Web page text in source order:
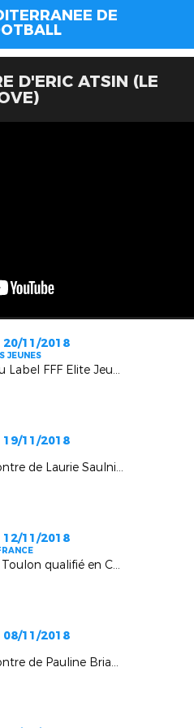
DE
D'ERIC ATSIN (LE
11/2018
JEUNES
Remise du Label FFF Elite Jeunes à l'ACA (Avignon)
11/2018
A la rencontre de Laurie Saulnier (AC Avignon)
11/2018
La joie de Toulon qualifié en Coupe de France face à Cannes (3-2)
11/2018
A la rencontre de Pauline Briand (Mouans-Sartoux)